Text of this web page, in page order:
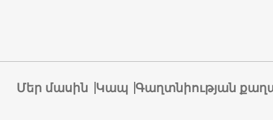
Մեր մասին Կապ Գաղտնիության